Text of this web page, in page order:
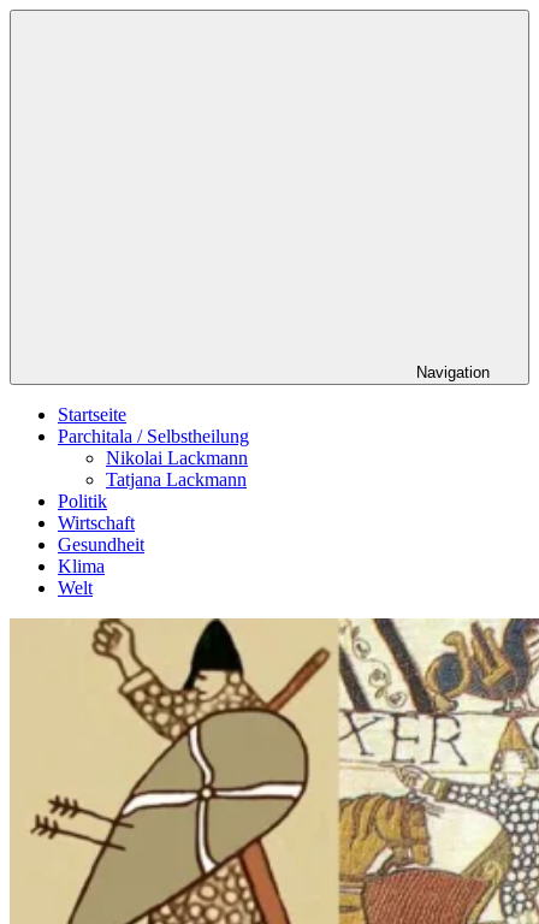
Zum
Navigation
Startseite
Parchitala / Selbstheilung
Nikolai Lackmann
Tatjana Lackmann
Politik
Wirtschaft
Gesundheit
Klima
Welt